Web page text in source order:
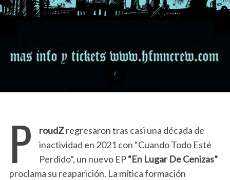
P roudZregresaron tras casi una década de
inactividad en 2021 con “Cuando Todo Esté
Perdido”, un nuevo EP“En Lugar De Cenizas”
proclama su reaparición. La mítica formación